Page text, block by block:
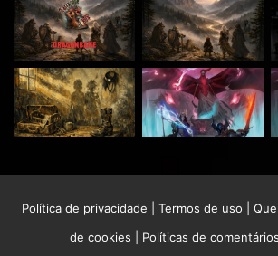
Política de privacidade Termos de uso
de cookies
Políticas de comentários